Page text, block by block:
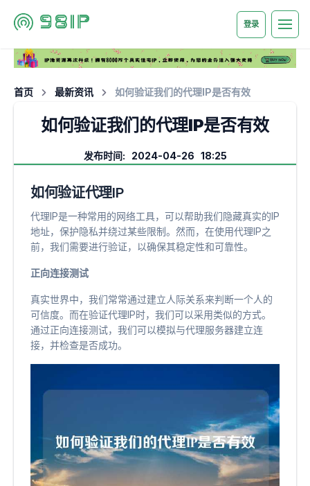
登录
首页 最新资讯 如何验证我们的代理IP是否有效
如何验证我们的代理IP是否有效
发布时间: 2024-04-26 18:25
如何验证代理IP
代理IP是一种常用的网络工具，可以帮助我们隐藏真实的IP
地址，保护隐私并绕过某些限制。然而，在使用代理IP之
前，我们需要进行验证，以确保其稳定性和可靠性。
正向连接测试
真实世界中，我们常常通过建立人际关系来判断一个人的
可信度。而在验证代理IP时，我们可以采用类似的方式。
通过正向连接测试，我们可以模拟与代理服务器建立连
接，并检查是否成功。